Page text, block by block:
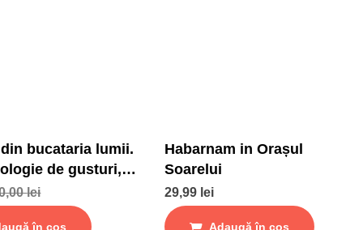
bucataria lumii.
de gusturi,
lei
în coș
Habarnam in Orașul
Soarelui
29,99 lei
Adaugă în coș